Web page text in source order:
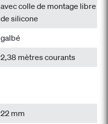
avec colle de montage libre
de silicone
galbé
2,38 mètres courants
22 mm